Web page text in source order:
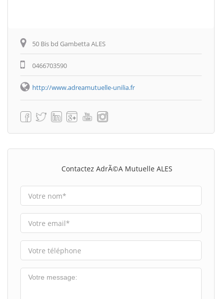
50 Bis bd Gambetta ALES
0466703590
http://www.adreamutuelle-unilia.fr
Contactez AdrÃ©a Mutuelle ALES